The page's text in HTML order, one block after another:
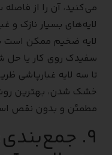
می‌کنید، آن را از
لایه‌های بسیار نازک و
لایه ضخیم ممکن است
سفیدک روی کار یا حل
تا سه لایه غبارپاشی
خشک شدن، بهترین
مطمئن و بدون نقص
۹.